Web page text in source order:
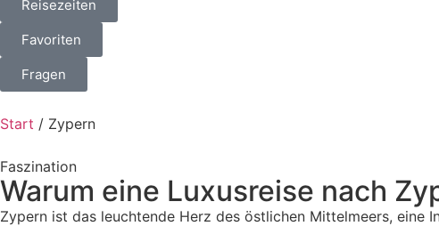
Reisezeiten
Favoriten
Fragen
Start / Zypern
Faszination
Warum eine Luxusreise nach
Zypern ist das leuchtende Herz des östlichen Mittelmeers, eine